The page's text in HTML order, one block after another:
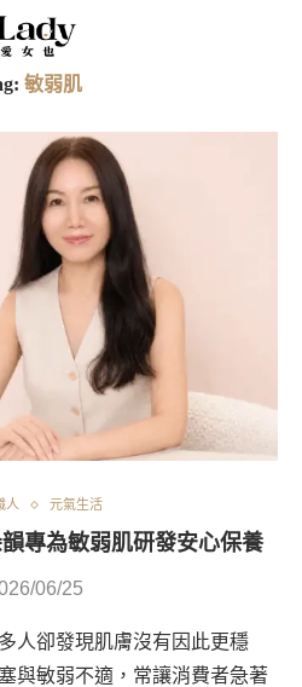
敏弱肌
人 元氣生活
專為敏弱肌研發安心保養
06/25
人卻發現肌膚沒有因此更穩
與敏弱不適，常讓消費者急著